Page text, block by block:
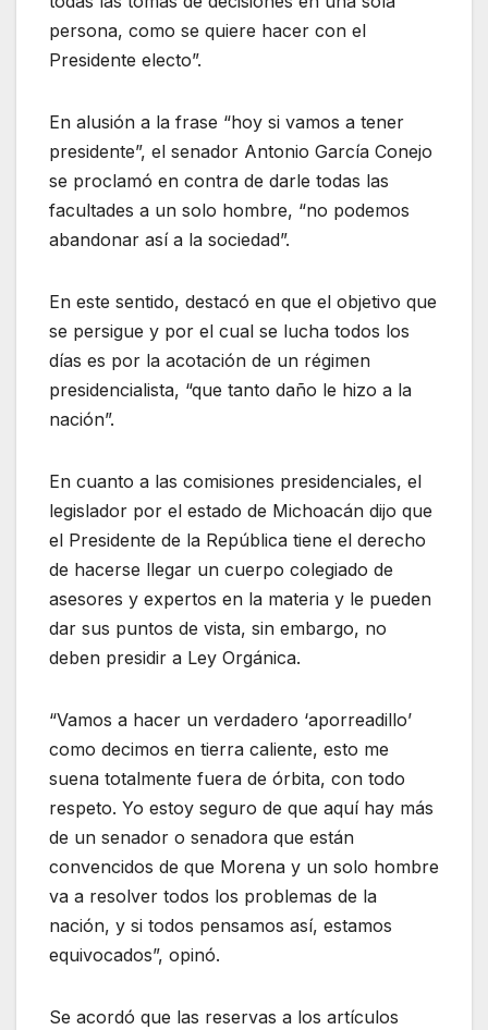
persona, como se quiere hacer con el
Presidente electo”.
En alusión a la frase “hoy si vamos a tener
presidente”, el senador Antonio García Conejo
se proclamó en contra de darle todas las
facultades a un solo hombre, “no podemos
abandonar así a la sociedad”.
En este sentido, destacó en que el objetivo que
se persigue y por el cual se lucha todos los
días es por la acotación de un régimen
presidencialista, “que tanto daño le hizo a la
nación”.
En cuanto a las comisiones presidenciales, el
legislador por el estado de Michoacán dijo que
el Presidente de la República tiene el derecho
de hacerse llegar un cuerpo colegiado de
asesores y expertos en la materia y le pueden
dar sus puntos de vista, sin embargo, no
deben presidir a Ley Orgánica.
“Vamos a hacer un verdadero ‘aporreadillo’
como decimos en tierra caliente, esto me
suena totalmente fuera de órbita, con todo
respeto. Yo estoy seguro de que aquí hay más
de un senador o senadora que están
convencidos de que Morena y un solo hombre
va a resolver todos los problemas de la
nación, y si todos pensamos así, estamos
equivocados”, opinó.
Se acordó que las reservas a los artículos